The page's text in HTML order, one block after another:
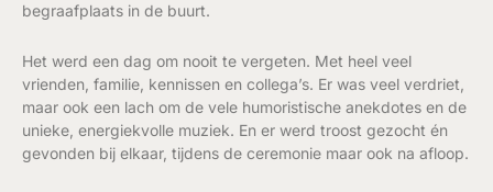
begraafplaats in de buurt.
Het werd een dag om nooit te vergeten. Met heel veel
vrienden, familie, kennissen en collega’s. Er was veel verdriet,
maar ook een lach om de vele humoristische anekdotes en de
unieke, energiekvolle muziek. En er werd troost gezocht én
gevonden bij elkaar, tijdens de ceremonie maar ook na afloop.